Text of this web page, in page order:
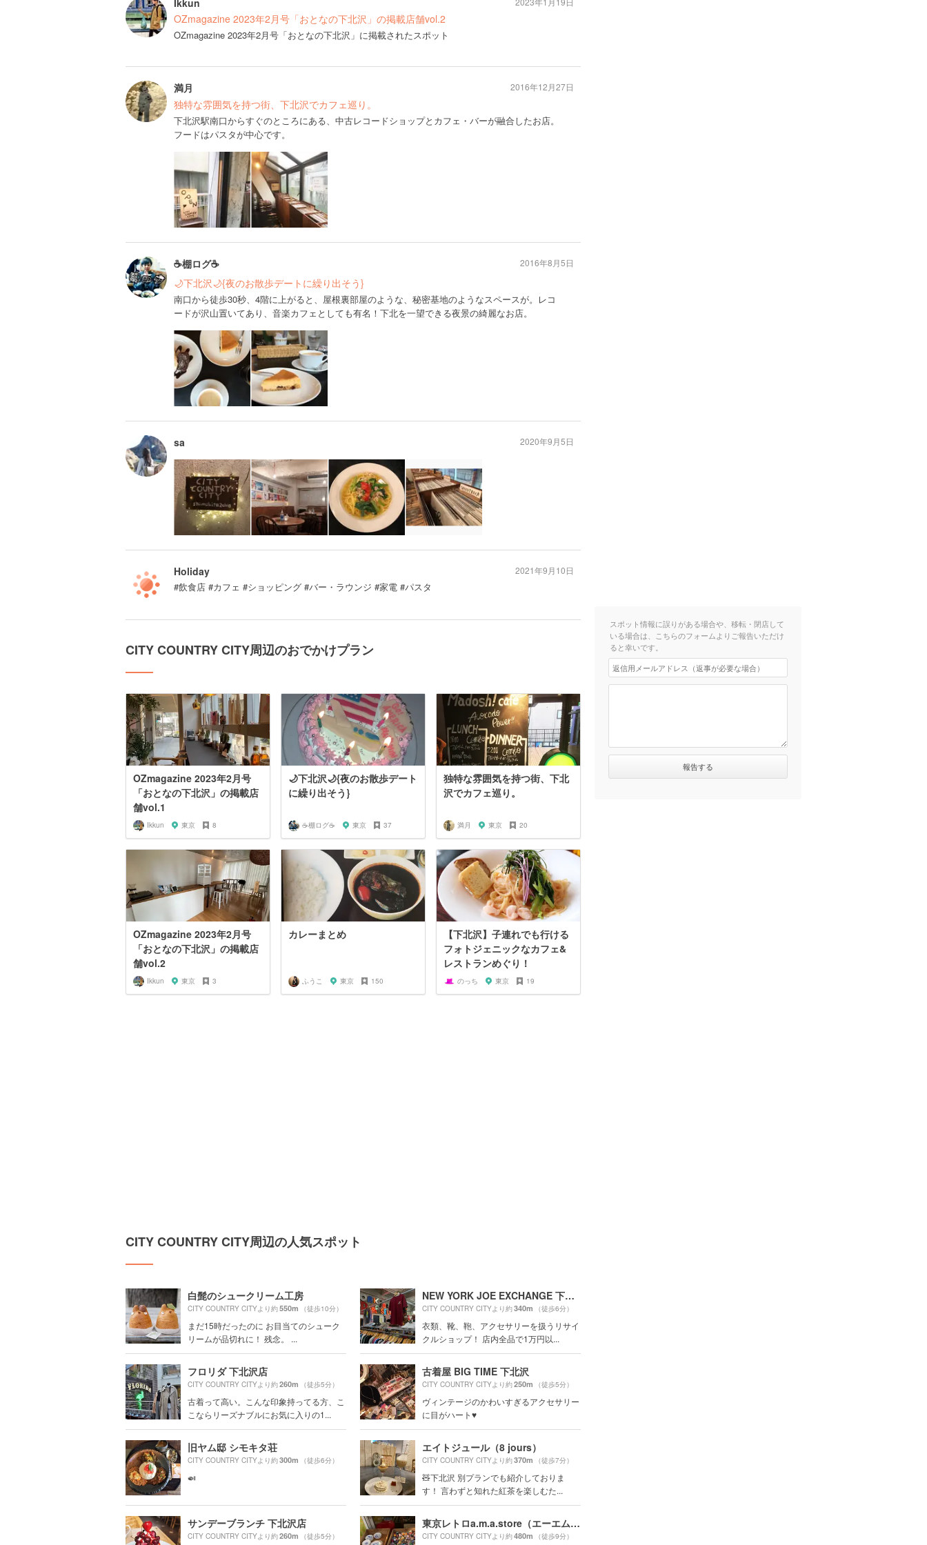
Ikkun
OZmagazine 2023年2月号「おとなの下北沢」の掲載店舗vol.2
OZmagazine 2023年2月号「おとなの下北沢」に掲載されたスポット
満月
独特な雰囲気を持つ街、下北沢でカフェ巡り。
下北沢駅南口からすぐのところにある、中古レコードショップとカフェ・バーが融合したお店。
フードはパスタが中心です。
2016年12月27日
☕️棚ログ☕️
🌙下北沢🌙{夜のお散歩デートに繰り出そう}
南口から徒歩30秒、4階に上がると、屋根裏部屋のような、秘密基地のようなスペースが。レコ
ードが沢山置いてあり、音楽カフェとしても有名！下北を一望できる夜景の綺麗なお店。
2016年8月5日
sa 2020年9月5日
Holiday
#飲食店 #カフェ #ショッピング #バー・ラウンジ #家電 #パスタ
2021年9月10日
CITY COUNTRY CITY周辺のおでかけプラン
OZmagazine 2023年2月号
「おとなの下北沢」の掲載店
舗vol.1
Ikkun 東京 8
🌙下北沢🌙{夜のお散歩デート
に繰り出そう}
☕️棚ログ☕️ 東京 37
独特な雰囲気を持つ街、下北
沢でカフェ巡り。
満月 東京 20
OZmagazine 2023年2月号
「おとなの下北沢」の掲載店
舗vol.2
Ikkun 東京 3
カレーまとめ
ふうこ 東京 150
【下北沢】子連れでも行ける
フォトジェニックなカフェ&
レストランめぐり！
のっち 東京 19
CITY COUNTRY CITY周辺の人気スポット
白髭のシュークリーム工房
CITY COUNTRY CITYより約550m （徒歩10分）
まだ15時だったのに お目当てのシューク
リームが品切れに！ 残念。 ...
NEW YORK JOE EXCHANGE 下北沢店
CITY COUNTRY CITYより約340m （徒歩6分）
衣類、靴、鞄、アクセサリーを扱うリサイ
クルショップ！ 店内全品で1万円以...
フロリダ 下北沢店
CITY COUNTRY CITYより約260m （徒歩5分）
古着って高い。こんな印象持ってる方、こ
こならリーズナブルにお気に入りの1...
古着屋 BIG TIME 下北沢
CITY COUNTRY CITYより約250m （徒歩5分）
ヴィンテージのかわいすぎるアクセサリー
に目がハート♥️
旧ヤム邸 シモキタ荘
CITY COUNTRY CITYより約300m （徒歩6分）
🍛
エイトジュール（8 jours）
CITY COUNTRY CITYより約370m （徒歩7分）
🧸下北沢 別プランでも紹介しておりま
す！ 言わずと知れた紅茶を楽しむた...
サンデーブランチ 下北沢店
CITY COUNTRY CITYより約260m （徒歩5分）
東京レトロa.m.a.store（エーエムエーストア）
CITY COUNTRY CITYより約480m （徒歩9分）
スポット情報に誤りがある場合や、移転・閉店して
いる場合は、こちらのフォームよりご報告いただけ
ると幸いです。